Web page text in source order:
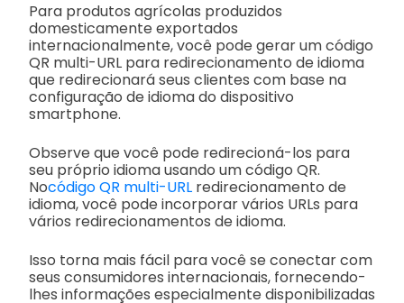
Para produtos agrícolas produzidos
domesticamente exportados
internacionalmente, você pode gerar um código
QR multi-URL para redirecionamento de idioma
que redirecionará seus clientes com base na
configuração de idioma do dispositivo
smartphone.
Observe que você pode redirecioná-los para
seu próprio idioma usando um código QR.
Nocódigo QR multi-URL redirecionamento de
idioma, você pode incorporar vários URLs para
vários redirecionamentos de idioma.
Isso torna mais fácil para você se conectar com
seus consumidores internacionais, fornecendo-
lhes informações especialmente disponibilizadas